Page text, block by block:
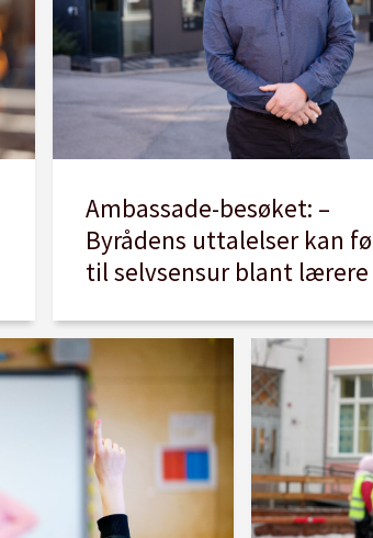
Ambassade-besøket: –
Byrådens uttalelser kan
til selvsensur blant lærere